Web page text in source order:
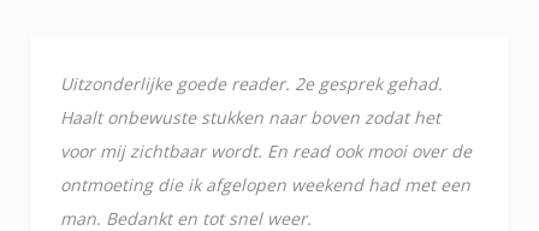
Uitzonderlijke goede reader. 2e gesprek gehad.
Haalt onbewuste stukken naar boven zodat het
voor mij zichtbaar wordt. En read ook mooi over de
ontmoeting die ik afgelopen weekend had met een
man. Bedankt en tot snel weer.